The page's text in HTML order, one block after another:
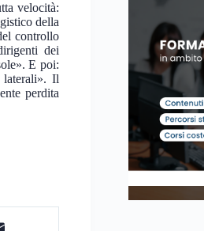
velocità:
della
controllo
dei
E poi:
laterali». Il
perdita